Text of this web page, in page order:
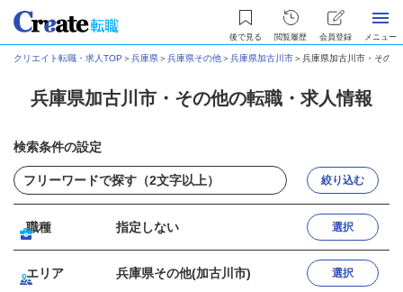
後で見る 閲覧履歴 会員登録 メニュー
クリエイト転職・求人TOP ＞兵庫県＞兵庫県その他＞兵庫県加古川市＞兵庫県加古川市・その
兵庫県加古川市・その他の転職・求人情報
検索条件の設定
絞り込む
職種 指定しない 選択
エリア 兵庫県その他(加古川市) 選択